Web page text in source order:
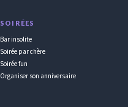
SOIRÉES
Bar insolite
Soirée par chère
Soirée fun
Organiser son anniversaire